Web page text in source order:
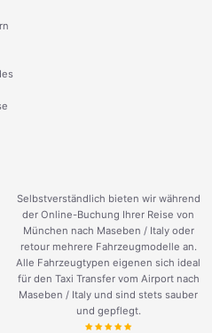
Selbstverständlich bieten wir während
der Online-Buchung Ihrer Reise von
München nach Maseben / Italy oder
retour mehrere Fahrzeugmodelle an.
Alle Fahrzeugtypen eigenen sich ideal
für den Taxi Transfer vom Airport nach
Maseben / Italy und sind stets sauber
und gepflegt.